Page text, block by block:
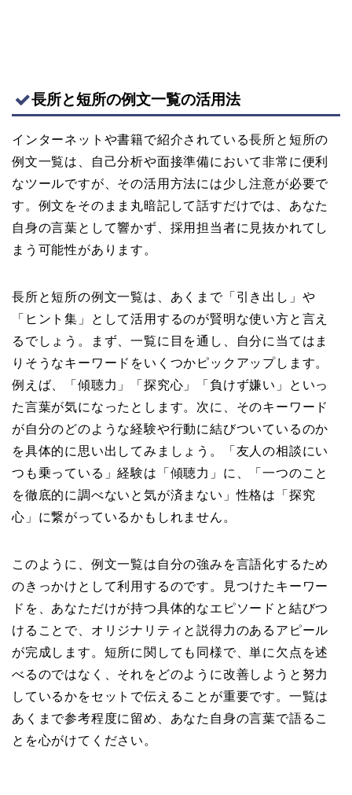
長所と短所の例文一覧の活用法
インターネットや書籍で紹介されている長所と短所の
例文一覧は、自己分析や面接準備において非常に便利
なツールですが、その活用方法には少し注意が必要で
す。例文をそのまま丸暗記して話すだけでは、あなた
自身の言葉として響かず、採用担当者に見抜かれてし
まう可能性があります。
長所と短所の例文一覧は、あくまで「引き出し」や
「ヒント集」として活用するのが賢明な使い方と言え
るでしょう。まず、一覧に目を通し、自分に当てはま
りそうなキーワードをいくつかピックアップします。
例えば、「傾聴力」「探究心」「負けず嫌い」といっ
た言葉が気になったとします。次に、そのキーワード
が自分のどのような経験や行動に結びついているのか
を具体的に思い出してみましょう。「友人の相談にい
つも乗っている」経験は「傾聴力」に、「一つのこと
を徹底的に調べないと気が済まない」性格は「探究
心」に繋がっているかもしれません。
このように、例文一覧は自分の強みを言語化するため
のきっかけとして利用するのです。見つけたキーワー
ドを、あなただけが持つ具体的なエピソードと結びつ
けることで、オリジナリティと説得力のあるアピール
が完成します。短所に関しても同様で、単に欠点を述
べるのではなく、それをどのように改善しようと努力
しているかをセットで伝えることが重要です。一覧は
あくまで参考程度に留め、あなた自身の言葉で語るこ
とを心がけてください。